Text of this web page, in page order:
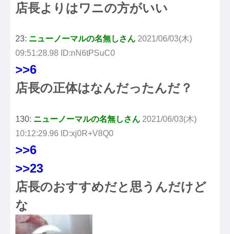
店長よりはワニの方がいい
23: ニューノーマルの名無しさん 2021/06/03(木)
09:51:28.98 ID:nN6tPSuC0
>>6
店長の正体はなんだったんだ？
130: ニューノーマルの名無しさん 2021/06/03(木)
10:12:29.96 ID:xj0R+V8Q0
>>6
>>23
店長のおすすめだと思うんだけど
な